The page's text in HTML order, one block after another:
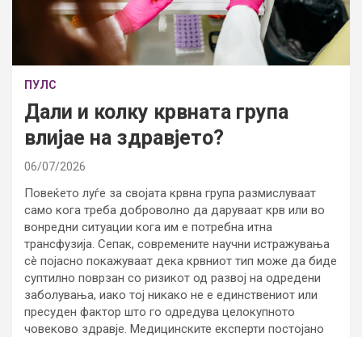
ПУЛС
Дали и колку крвната група
влијае на здравјето?
06/07/2026
Повеќето луѓе за својата крвна група размислуваат
само кога треба доброволно да даруваат крв или во
вонредни ситуации кога им е потребна итна
трансфузија. Сепак, современите научни истражувања
сè појасно покажуваат дека крвниот тип може да биде
суптилно поврзан со ризикот од развој на одредени
заболувања, иако тој никако не е единствениот или
пресуден фактор што го одредува целокупното
човеково здравје. Медицинските експерти постојано